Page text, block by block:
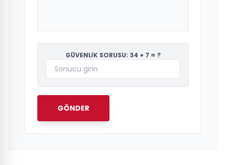
GÜVENLİK SORUSU: 34 + 7 = ?
GÖNDER